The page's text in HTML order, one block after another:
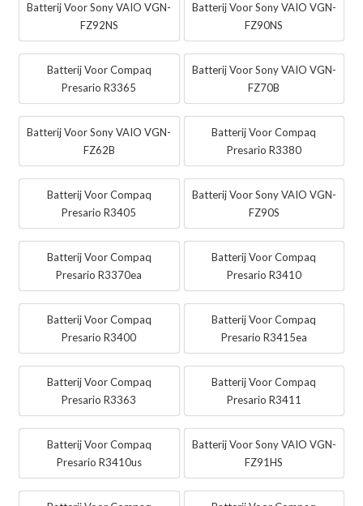
Batterij Voor Sony VAIO VGN-
FZ92NS
Batterij Voor Sony VAIO VGN-
FZ90NS
Batterij Voor Compaq
Presario R3365
Batterij Voor Sony VAIO VGN-
FZ70B
Batterij Voor Sony VAIO VGN-
FZ62B
Batterij Voor Compaq
Presario R3380
Batterij Voor Compaq
Presario R3405
Batterij Voor Sony VAIO VGN-
FZ90S
Batterij Voor Compaq
Presario R3370ea
Batterij Voor Compaq
Presario R3410
Batterij Voor Compaq
Presario R3400
Batterij Voor Compaq
Presario R3415ea
Batterij Voor Compaq
Presario R3363
Batterij Voor Compaq
Presario R3411
Batterij Voor Compaq
Presario R3410us
Batterij Voor Sony VAIO VGN-
FZ91HS